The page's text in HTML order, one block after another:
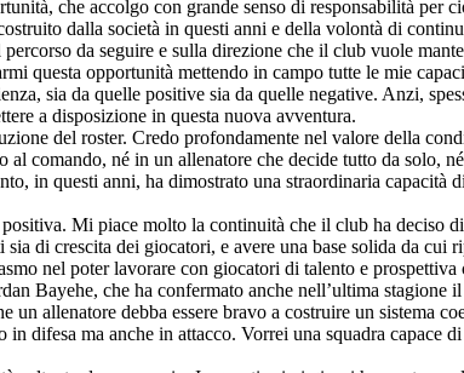
che accolgo con grande senso di responsabilità per
dalla società in questi anni e della volontà di
da seguire e sulla direzione che il club vuole
questa opportunità mettendo in campo tutte le mie
sia da quelle positive sia da quelle negative. Anzi,
a disposizione in questa nuova avventura.
del roster. Credo profondamente nel valore della
comando, né in un allenatore che decide tutto da solo,
in questi anni, ha dimostrato una straordinaria capacità
Mi piace molto la continuità che il club ha deciso
di crescita dei giocatori, e avere una base solida da
nel poter lavorare con giocatori di talento e
Bayehe, che ha confermato anche nell’ultima stagione
allenatore debba essere bravo a costruire un sistema
difesa ma anche in attacco. Vorrei una squadra